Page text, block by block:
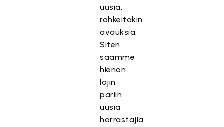
uusia,
rohkeitakin
avauksia.
Siten
saamme
hienon
lajin
pariin
uusia
harrastajia